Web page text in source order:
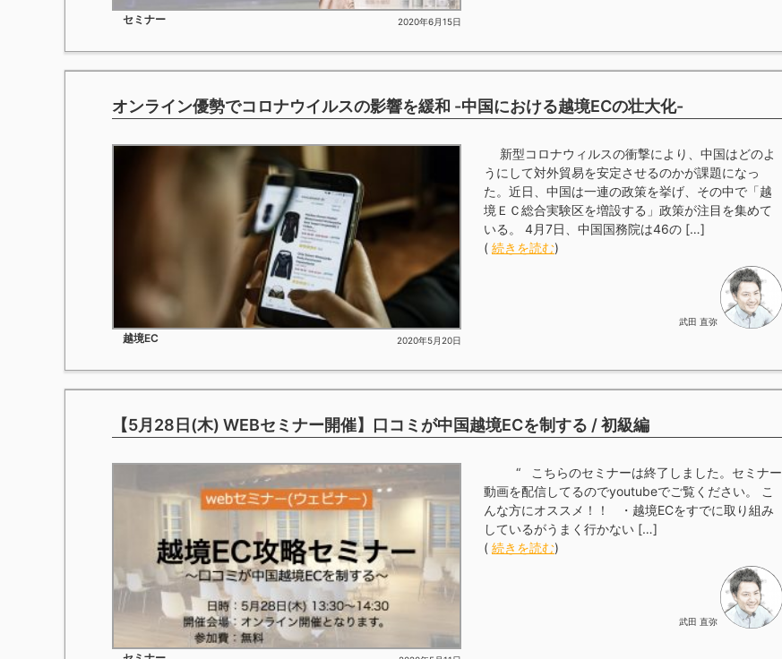
セミナー 2020年6月15日
オンライン優勢でコロナウイルスの影響を緩和 -中国における越境ECの壮大化-
越境EC 2020年5月20日
新型コロナウィルスの衝撃により、中国はどのよ
うにして対外貿易を安定させるのかが課題になっ
た。近日、中国は一連の政策を挙げ、その中で「越
境ＥＣ総合実験区を増設する」政策が注目を集めて
いる。 4月7日、中国国務院は46の […]
( 続きを読む)
武田 直弥
【5月28日(木) WEBセミナー開催】口コミが中国越境ECを制する / 初級編
“ こちらのセミナーは終了しました。セミナー
動画を配信してるのでyoutubeでご覧ください。 こ
んな方にオススメ！！ ・越境ECをすでに取り組み
しているがうまく行かない […]
( 続きを読む)
武田 直弥